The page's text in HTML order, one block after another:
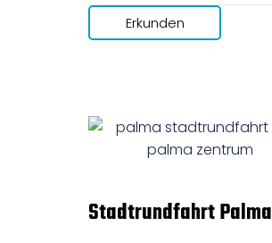
Erkunden
Stadtrundfahrt Palma